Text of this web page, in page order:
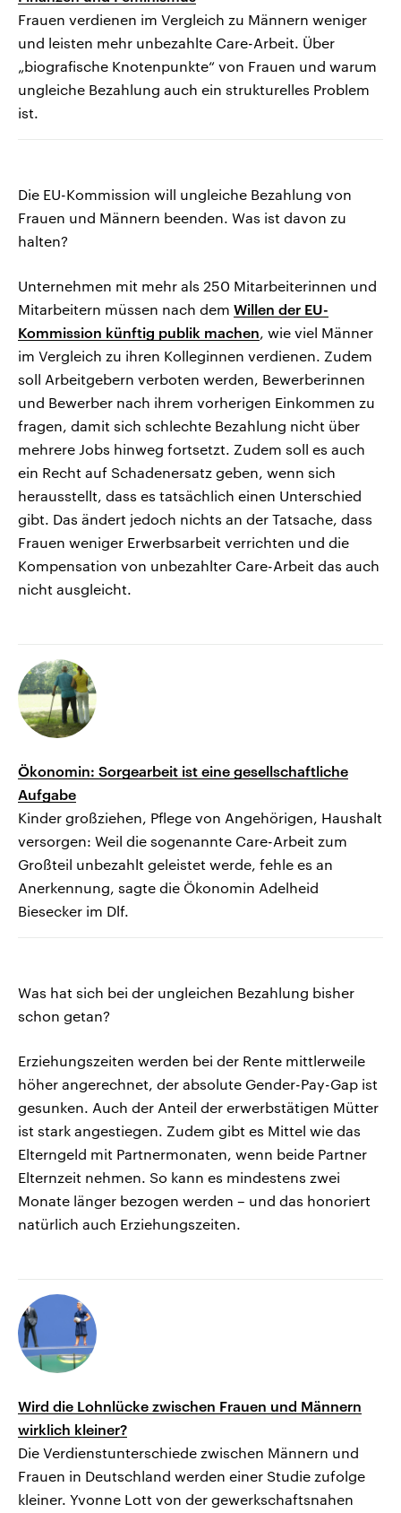
Frauen verdienen im Vergleich zu Männern weniger
und leisten mehr unbezahlte Care-Arbeit. Über
„biografische Knotenpunkte“ von Frauen und warum
ungleiche Bezahlung auch ein strukturelles Problem
ist.
Die EU-Kommission will ungleiche Bezahlung von
Frauen und Männern beenden. Was ist davon zu
halten?
Unternehmen mit mehr als 250 Mitarbeiterinnen und
Mitarbeitern müssen nach dem Willen der EU-
Kommission künftig publik machen, wie viel Männer
im Vergleich zu ihren Kolleginnen verdienen. Zudem
soll Arbeitgebern verboten werden, Bewerberinnen
und Bewerber nach ihrem vorherigen Einkommen zu
fragen, damit sich schlechte Bezahlung nicht über
mehrere Jobs hinweg fortsetzt. Zudem soll es auch
ein Recht auf Schadenersatz geben, wenn sich
herausstellt, dass es tatsächlich einen Unterschied
gibt. Das ändert jedoch nichts an der Tatsache, dass
Frauen weniger Erwerbsarbeit verrichten und die
Kompensation von unbezahlter Care-Arbeit das auch
nicht ausgleicht.
Ökonomin: Sorgearbeit ist eine gesellschaftliche
Aufgabe
Kinder großziehen, Pflege von Angehörigen, Haushalt
versorgen: Weil die sogenannte Care-Arbeit zum
Großteil unbezahlt geleistet werde, fehle es an
Anerkennung, sagte die Ökonomin Adelheid
Biesecker im Dlf.
Was hat sich bei der ungleichen Bezahlung bisher
schon getan?
Erziehungszeiten werden bei der Rente mittlerweile
höher angerechnet, der absolute Gender-Pay-Gap ist
gesunken. Auch der Anteil der erwerbstätigen Mütter
ist stark angestiegen. Zudem gibt es Mittel wie das
Elterngeld mit Partnermonaten, wenn beide Partner
Elternzeit nehmen. So kann es mindestens zwei
Monate länger bezogen werden – und das honoriert
natürlich auch Erziehungszeiten.
Wird die Lohnlücke zwischen Frauen und Männern
wirklich kleiner?
Die Verdienstunterschiede zwischen Männern und
Frauen in Deutschland werden einer Studie zufolge
kleiner. Yvonne Lott von der gewerkschaftsnahen